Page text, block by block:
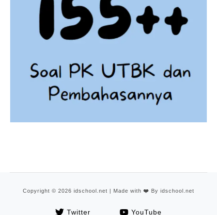
Copyright © 2026 idschool.net | Made with ❤️ By idschool.net
Twitter YouTube